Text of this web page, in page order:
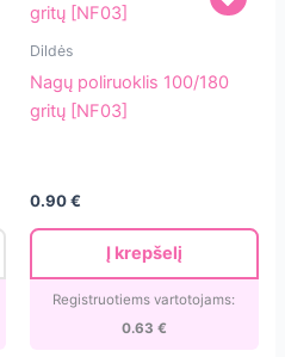
Nagų
100/180
gritų
Dildės
Nagų poliruoklis 100/180
gritų [NF03]
0.90€
Į krepšelį
Registruotiems vartotojams:
0.63 €